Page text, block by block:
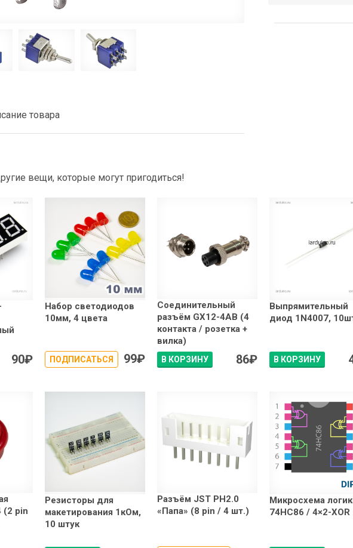
товара
вещи, которые могут пригодиться!
90₽
Набор светодиодов
10мм, 4 цвета
ПОДПИСАТЬСЯ 99₽
Соединительный
разъём GX12-4AB (4
контакта / розетка +
вилка)
В КОРЗИНУ 86₽
Выпрямительный
диод 1N4007,
В КОРЗИНУ
(2 pin
Резисторы для
макетирования 1кОм,
10 штук
Разъём JST PH2.0
«Папа» (8 pin / 4 шт.)
Микросхема
74HC86 / 4×2-XOR